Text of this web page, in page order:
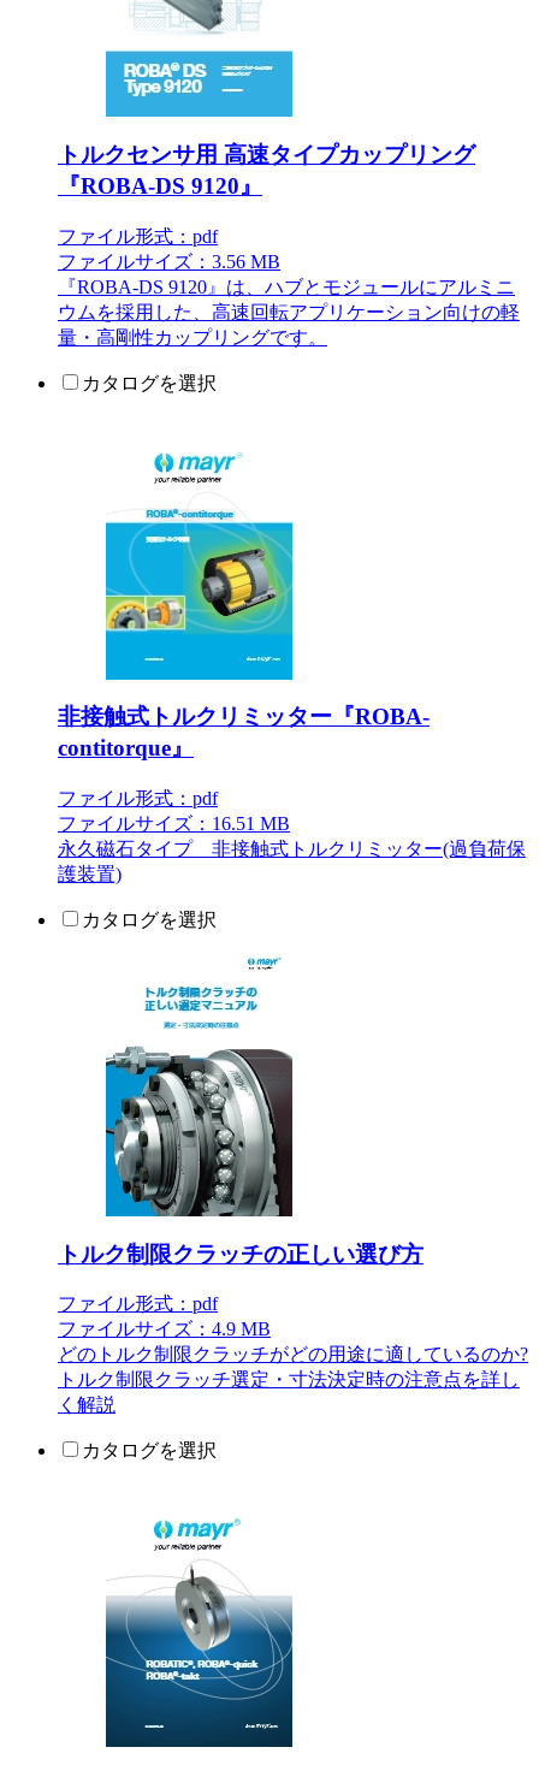
トルクセンサ用 高速タイプカップリング
『ROBA-DS 9120』
ファイル形式：pdf
ファイルサイズ：3.56 MB
『ROBA-DS 9120』は、ハブとモジュールにアルミニ
ウムを採用した、高速回転アプリケーション向けの軽
量・高剛性カップリングです。
カタログを選択
非接触式トルクリミッター『ROBA-
contitorque』
ファイル形式：pdf
ファイルサイズ：16.51 MB
永久磁石タイプ 非接触式トルクリミッター(過負荷保
護装置)
カタログを選択
トルク制限クラッチの正しい選び方
ファイル形式：pdf
ファイルサイズ：4.9 MB
どのトルク制限クラッチがどの用途に適しているのか?
トルク制限クラッチ選定・寸法決定時の注意点を詳し
く解説
カタログを選択